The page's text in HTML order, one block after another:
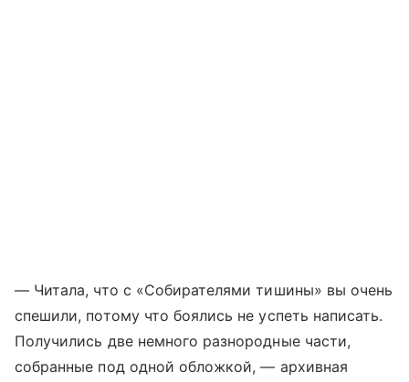
— Читала, что с «Собирателями тишины» вы очень
спешили, потому что боялись не успеть написать.
Получились две немного разнородные части,
собранные под одной обложкой, — архивная